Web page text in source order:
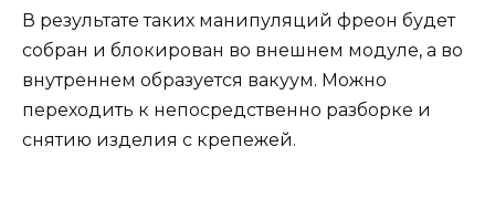
В результате таких манипуляций фреон будет
собран и блокирован во внешнем модуле, а во
внутреннем образуется вакуум. Можно
переходить к непосредственно разборке и
снятию изделия с крепежей.